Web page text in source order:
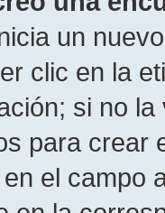
un
clic en la
si no
para crear
el campo